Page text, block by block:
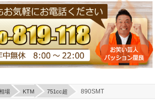
場 KTM 751cc超 890SMT